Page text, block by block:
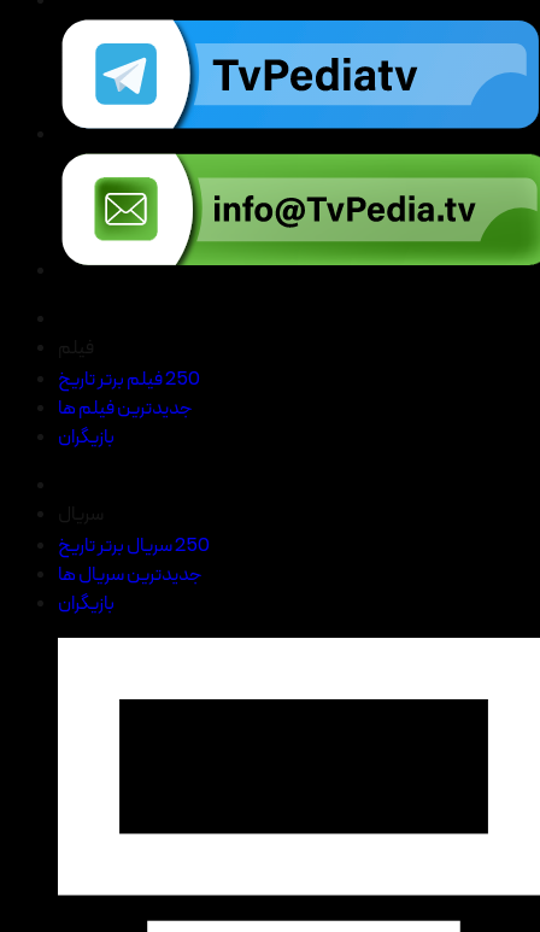
250 فیلم برتر تاریخ
جدیدترین فیلم ها
بازیگران
250 سریال برتر تاریخ
جدیدترین سریال ها
بازیگران